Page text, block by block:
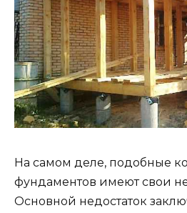
На самом деле, подобные
фундаментов имеют свои
Основной недостаток